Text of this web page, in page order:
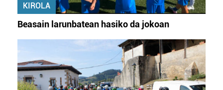
KIROLA
Beasain larunbatean hasiko da jokoan